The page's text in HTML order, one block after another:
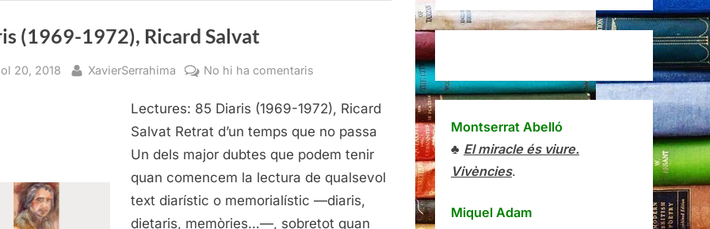
(1969-1972), Ricard Salvat
20, 2018 By
XavierSerrahima No hi ha comentaris
(1969-
1972),
Ricard
Lectures: 85 Diaris (1969-1972), Ricard
Salvat Retrat d’un temps que no passa
Un dels major dubtes que podem tenir
quan comencem la lectura de qualsevol
text diarístic o memorialístic —diaris,
dietaris, memòries…—, sobretot quan
Montserrat Abelló
♣ El miracle és viure.
Vivències.
Miquel Adam